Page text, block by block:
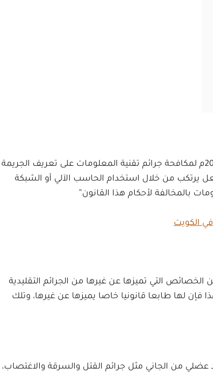
نصت المادة الأولى من القانون رقم 63 لعام 2015م لمكافحة جرائم تقنية المعلومات على تعريف الجريمة
يرتكب من خلال استخدام الحاسب الآلي أو الشبكة
بالمخالفة لأحكام هذا القانون”
في الكويت
الخصائص التي تميزها عن غيرها من الجرائم التقليدية
فإن لها طابعا قانونيا خاصا يميزها عن غيرها، وتلك
عضلي من الجاني مثل جرائم القتل والسرقة والاغتصاب،